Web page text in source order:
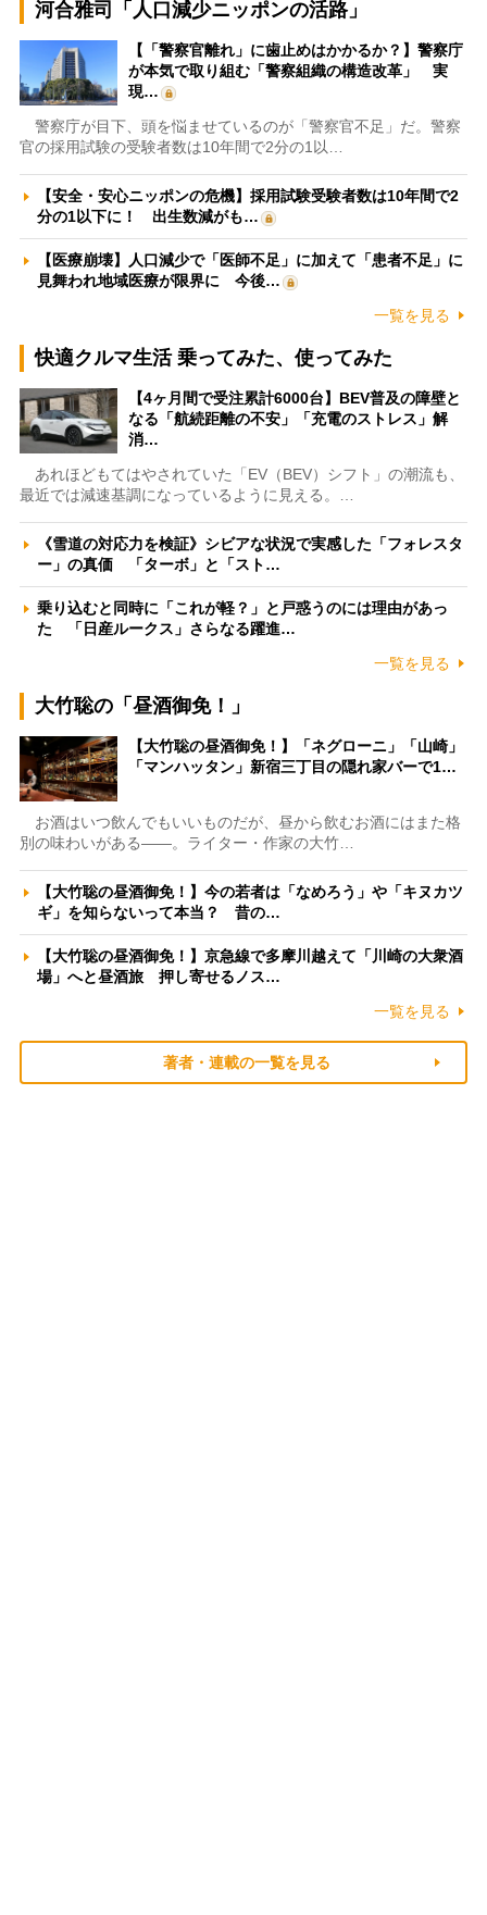
河合雅司「人口減少ニッポンの活路」
【「警察官離れ」に歯止めはかかるか？】警察庁
が本気で取り組む「警察組織の構造改革」 実
現…
警察庁が目下、頭を悩ませているのが「警察官不足」だ。警察
官の採用試験の受験者数は10年間で2分の1以…
【安全・安心ニッポンの危機】採用試験受験者数は10年間で2
分の1以下に！ 出生数減がも…
【医療崩壊】人口減少で「医師不足」に加えて「患者不足」に
見舞われ地域医療が限界に 今後…
一覧を見る
快適クルマ生活 乗ってみた、使ってみた
【4ヶ月間で受注累計6000台】BEV普及の障壁と
なる「航続距離の不安」「充電のストレス」解
消…
あれほどもてはやされていた「EV（BEV）シフト」の潮流も、
最近では減速基調になっているように見える。…
《雪道の対応力を検証》シビアな状況で実感した「フォレスタ
ー」の真価 「ターボ」と「スト…
乗り込むと同時に「これが軽？」と戸惑うのには理由があっ
た 「日産ルークス」さらなる躍進…
一覧を見る
大竹聡の「昼酒御免！」
【大竹聡の昼酒御免！】「ネグローニ」「山崎」
「マンハッタン」新宿三丁目の隠れ家バーで1…
お酒はいつ飲んでもいいものだが、昼から飲むお酒にはまた格
別の味わいがある――。ライター・作家の大竹…
【大竹聡の昼酒御免！】今の若者は「なめろう」や「キヌカツ
ギ」を知らないって本当？ 昔の…
【大竹聡の昼酒御免！】京急線で多摩川越えて「川崎の大衆酒
場」へと昼酒旅 押し寄せるノス…
一覧を見る
著者・連載の一覧を見る